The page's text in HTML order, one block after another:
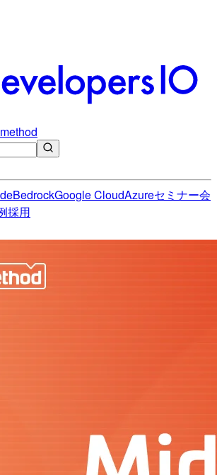
BedrockGoogle CloudAzureセミナー会
採用